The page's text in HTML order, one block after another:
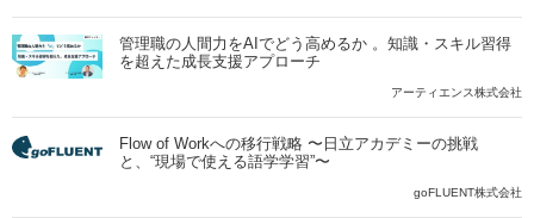
管理職の人間力をAIでどう高めるか 。知識・スキル習得
を超えた成長支援アプローチ
アーティエンス株式会社
Flow of Workへの移行戦略 〜日立アカデミーの挑戦
と、“現場で使える語学学習”〜
goFLUENT株式会社